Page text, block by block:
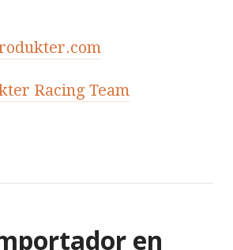
Racing Team
en